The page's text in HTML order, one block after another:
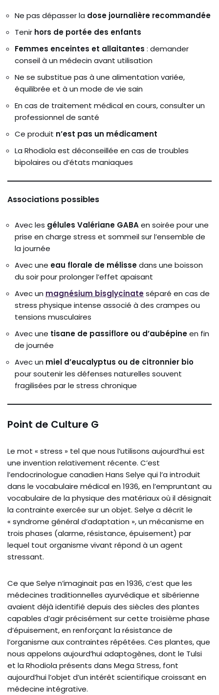
Ne pas dépasser la dose journalière recommandée
Tenir hors de portée des enfants
Femmes enceintes et allaitantes : demander
conseil à un médecin avant utilisation
Ne se substitue pas à une alimentation variée,
équilibrée et à un mode de vie sain
En cas de traitement médical en cours, consulter un
professionnel de santé
Ce produit n’est pas un médicament
La Rhodiola est déconseillée en cas de troubles
bipolaires ou d’états maniaques
Associations possibles
Avec les gélules Valériane GABAen soirée pour une
prise en charge stress et sommeil sur l’ensemble de
la journée
Avec une eau florale de mélissedans une boisson
du soir pour prolonger l’effet apaisant
Avec un magnésium bisglycinateséparé en cas de
stress physique intense associé à des crampes ou
tensions musculaires
Avec une tisane de passiflore ou d’aubépineen fin
de journée
Avec un miel d’eucalyptus ou de citronnier bio
pour soutenir les défenses naturelles souvent
fragilisées par le stress chronique
Point de Culture G
Le mot « stress » tel que nous l’utilisons aujourd’hui est
une invention relativement récente. C’est
l’endocrinologue canadien Hans Selye qui l’a introduit
dans le vocabulaire médical en 1936, en l’empruntant au
vocabulaire de la physique des matériaux où il désignait
la contrainte exercée sur un objet. Selye a décrit le
« syndrome général d’adaptation », un mécanisme en
trois phases (alarme, résistance, épuisement) par
lequel tout organisme vivant répond à un agent
stressant.
Ce que Selye n’imaginait pas en 1936, c’est que les
médecines traditionnelles ayurvédique et sibérienne
avaient déjà identifié depuis des siècles des plantes
capables d’agir précisément sur cette troisième phase
d’épuisement, en renforçant la résistance de
l’organisme aux contraintes répétées. Ces plantes, que
nous appelons aujourd’hui adaptogènes, dont le Tulsi
et la Rhodiola présents dans Mega Stress, font
aujourd’hui l’objet d’un intérêt scientifique croissant en
médecine intégrative.